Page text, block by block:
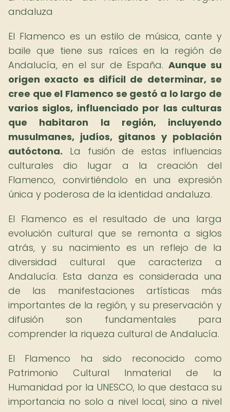
andaluza
El Flamenco es un estilo de música, cante y
baile que tiene sus raíces en la región de
Andalucía, en el sur de España. Aunque su
origen exacto es difícil de determinar, se
cree que el Flamenco se gestó a lo largo de
varios siglos, influenciado por las culturas
que habitaron la región, incluyendo
musulmanes, judíos, gitanos y población
autóctona. La fusión de estas influencias
culturales dio lugar a la creación del
Flamenco, convirtiéndolo en una expresión
única y poderosa de la identidad andaluza.
El Flamenco es el resultado de una larga
evolución cultural que se remonta a siglos
atrás, y su nacimiento es un reflejo de la
diversidad cultural que caracteriza a
Andalucía. Esta danza es considerada una
de las manifestaciones artísticas más
importantes de la región, y su preservación y
difusión son fundamentales para
comprender la riqueza cultural de Andalucía.
El Flamenco ha sido reconocido como
Patrimonio Cultural Inmaterial de la
Humanidad por la UNESCO, lo que destaca su
importancia no solo a nivel local, sino a nivel